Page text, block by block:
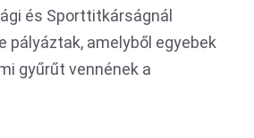
és Sporttitkárságnál
pályáztak, amelyből egyebek
gyűrűt vennének a